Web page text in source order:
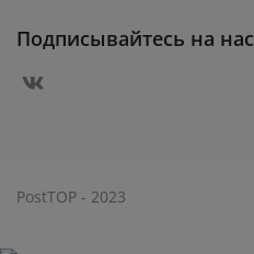
Подписывайтесь на нас
PostTOP - 2023